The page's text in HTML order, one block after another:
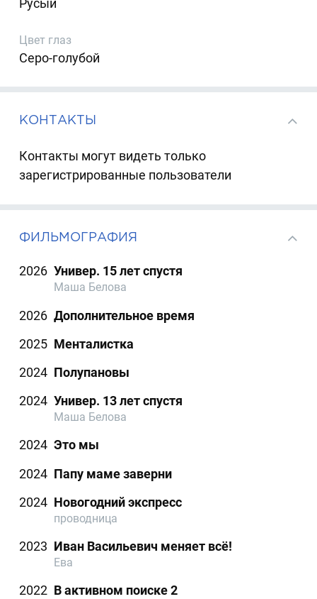
Русый
Цвет глаз
Серо-голубой
КОНТАКТЫ
Контакты могут видеть только
зарегистрированные пользователи
ФИЛЬМОГРАФИЯ
2026 Универ. 15 лет спустя
Маша Белова
2026 Дополнительное время
2025 Менталистка
2024 Полупановы
2024 Универ. 13 лет спустя
Маша Белова
2024 Это мы
2024 Папу маме заверни
2024 Новогодний экспресс
проводница
2023 Иван Васильевич меняет всё!
Ева
2022 В активном поиске 2